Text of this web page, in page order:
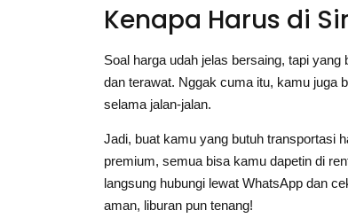
Kenapa Harus di
Soal harga udah jelas bersaing, tapi
dan terawat. Nggak cuma itu, kamu juga
selama jalan-jalan.
Jadi, buat kamu yang butuh transportasi
premium, semua bisa kamu dapetin di
langsung hubungi lewat WhatsApp dan
aman, liburan pun tenang!